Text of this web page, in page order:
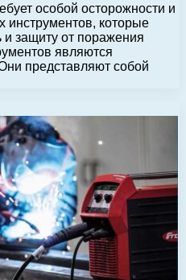
особой осторожности и
инструментов, которые
и защиту от поражения
являются
представляют собой